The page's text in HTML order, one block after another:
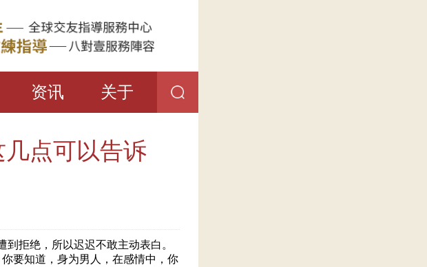
资讯 关于
点可以告诉
拒绝，所以迟迟不敢主动表白。
要知道，身为男人，在感情中，你